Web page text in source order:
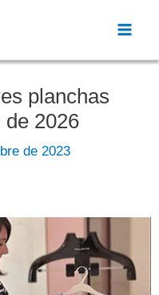
planchas
2026
de 2023